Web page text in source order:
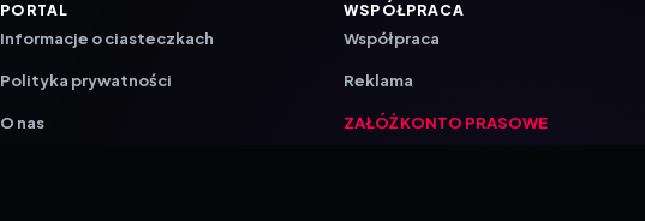
PORTAL
Informacje o ciasteczkach
Polityka prywatności
O nas
WSPÓŁPRACA
Współpraca
Reklama
ZAŁÓŻ KONTO PRASOWE